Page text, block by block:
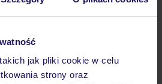
jak pliki cookie w celu
strony oraz